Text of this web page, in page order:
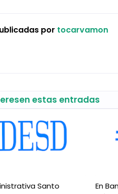
por tocarvamon
estas entradas
Santo
En